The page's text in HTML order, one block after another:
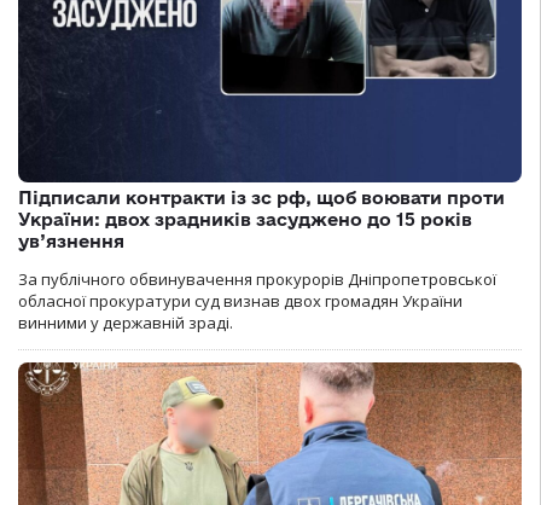
Підписали контракти із зс рф, щоб воювати проти
України: двох зрадників засуджено до 15 років
ув’язнення
За публічного обвинувачення прокурорів Дніпропетровської
обласної прокуратури суд визнав двох громадян України
винними у державній зраді.